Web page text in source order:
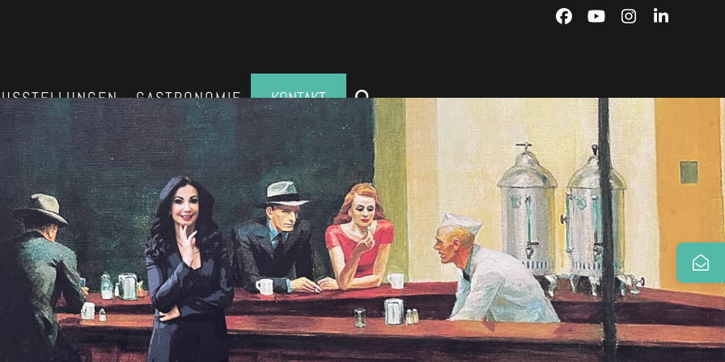
Facebook
YouTubeInstagramLinkedIn
GASTRONOMIE KONTAKT